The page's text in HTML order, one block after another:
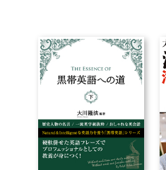
990点を超えた「理
2 本当に使える英語
知識面だけでなく
新しく学んだ英語
英語を話す相手が
に出して訓練できる
反射的に使える表